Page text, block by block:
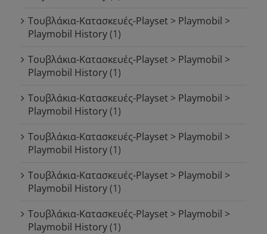
Τουβλάκια-Κατασκευές-Playset > Playmobil >
Playmobil History(1)
Τουβλάκια-Κατασκευές-Playset > Playmobil >
Playmobil History(1)
Τουβλάκια-Κατασκευές-Playset > Playmobil >
Playmobil History(1)
Τουβλάκια-Κατασκευές-Playset > Playmobil >
Playmobil History(1)
Τουβλάκια-Κατασκευές-Playset > Playmobil >
Playmobil History(1)
Τουβλάκια-Κατασκευές-Playset > Playmobil >
Playmobil History(1)